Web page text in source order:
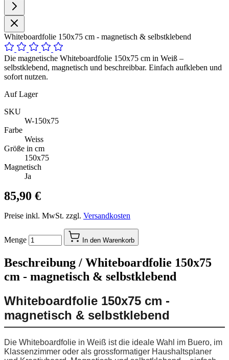
Whiteboardfolie 150x75 cm - magnetisch & selbstklebend
Die magnetische Whiteboardfolie 150x75 cm in Weiß –
selbstklebend, magnetisch und beschreibbar. Einfach aufkleben und
sofort nutzen.
Auf Lager
SKU
W-150x75
Farbe
Weiss
Größe in cm
150x75
Magnetisch
Ja
85,90 €
Preise inkl. MwSt. zzgl. Versandkosten
Menge In den Warenkorb
Beschreibung / Whiteboardfolie 150x75
cm - magnetisch & selbstklebend
Whiteboardfolie 150x75 cm -
magnetisch & selbstklebend
Die Whiteboardfolie in Weiß ist die ideale Wahl im Buero, im
Klassenzimmer oder als grossformatiger Haushaltsplaner